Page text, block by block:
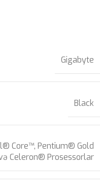
Gigabyte
Black
Core™, Pentium® Gold
Celeron® Prosessorlar